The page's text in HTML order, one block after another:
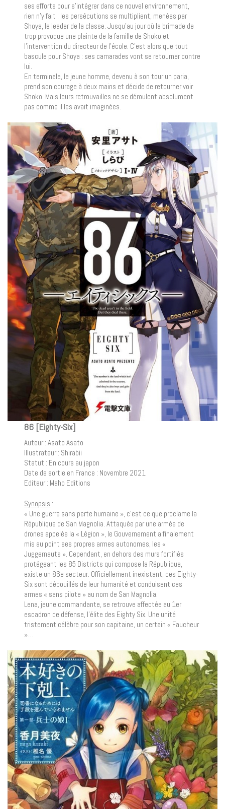
ses efforts pour s’intégrer dans ce nouvel environnement,
rien n’y fait : les persécutions se multiplient, menées par
Shoya, le leader de la classe. Jusqu’au jour où la brimade de
trop provoque une plainte de la famille de Shoko et
l’intervention du directeur de l’école. C’est alors que tout
bascule pour Shoya : ses camarades vont se retourner contre
lui.
En terminale, le jeune homme, devenu à son tour un paria,
prend son courage à deux mains et décide de retourner voir
Shoko. Mais leurs retrouvailles ne se déroulent absolument
pas comme il les avait imaginées.
86 [Eighty-Six]
Auteur : Asato Asato
Illustrateur : Shirabii
Statut : En cours au japon
Date de sortie en France : Novembre 2021
Editeur : Maho Editions
Synopsis :
« Une guerre sans perte humaine », c’est ce que proclame la
République de San Magnolia. Attaquée par une armée de
drones appelée la « Légion », le Gouvernement a finalement
mis au point ses propres armes autonomes, les «
Juggernauts ». Cependant, en dehors des murs fortifiés
protégeant les 85 Districts qui compose la République,
existe un 86e secteur. Officiellement inexistant, ces Eighty-
Six sont dépouillés de leur humanité et conduisent ces
armes « sans pilote » au nom de San Magnolia.
Lena, jeune commandante, se retrouve affectée au 1er
escadron de défense, l’élite des Eighty Six. Une unité
tristement célèbre pour son capitaine, un certain « Faucheur
»…